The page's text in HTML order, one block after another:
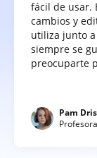
fácil de usar.
cambios y
utiliza junto
siempre se
preocuparte
Pam
Profesora